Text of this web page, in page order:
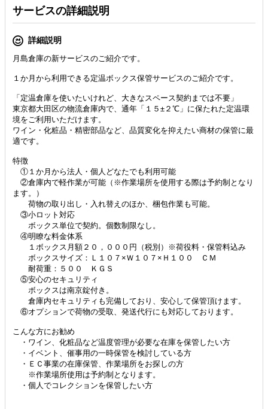
サービスの詳細説明
詳細説明
月島倉庫の新サービスのご紹介です。
１か月から利用できる定温ボックス保管サービスのご紹介です。
「定温倉庫を使いたいけれど、大きなスペース契約までは不要」
東京都大田区の物流倉庫内で、通年「１５±２℃」に保たれた定温環
境をご利用いただけます。
ワイン・化粧品・精密部品など、品質変化を抑えたい商材の保管に最
適です。
特徴
①１か月から法人・個人どなたでも利用可能
②倉庫内で軽作業が可能（※作業場所を使用する際は予約制となり
ます。）
荷物の取り出し・入れ替えのほか、梱包作業も可能。
③小ロット対応
ボックス単位で契約。個数制限なし。
④明瞭な料金体系
１ボックス月額２０，０００円（税別）※荷役料・保管料込み
ボックスサイズ：Ｌ１０７×Ｗ１０７×Ｈ１００ ＣＭ
耐荷重：５００ ＫＧＳ
⑤安心のセキュリティ
ボックスは南京錠付き。
倉庫内セキュリティも完備しており、安心して保管頂けます。
⑥オプションで荷物の受取、発送代行にも対応しております。
こんな方にお勧め
・ワイン、化粧品など温度管理が必要な在庫を保管したい方
・イベント、催事用の一時保管を検討している方
・ＥＣ事業の在庫保管、作業場所をお探しの方
※作業場所使用は予約制となります。
・個人でコレクションを保管したい方